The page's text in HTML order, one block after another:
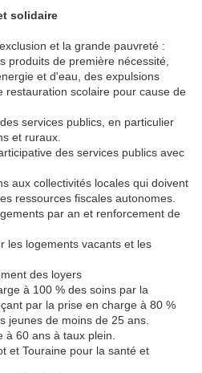
solidaire
et la grande pauvreté :
produits de première nécessité,
et d'eau, des expulsions
restauration scolaire pour cause de
services publics, en particulier
et ruraux.
des services publics avec
aux collectivités locales qui doivent
ressources fiscales autonomes.
par an et renforcement de
les logements vacants et les
des loyers
à 100 % des soins par la
par la prise en charge à 80 %
jeunes de moins de 25 ans.
60 ans à taux plein.
et Touraine pour la santé et